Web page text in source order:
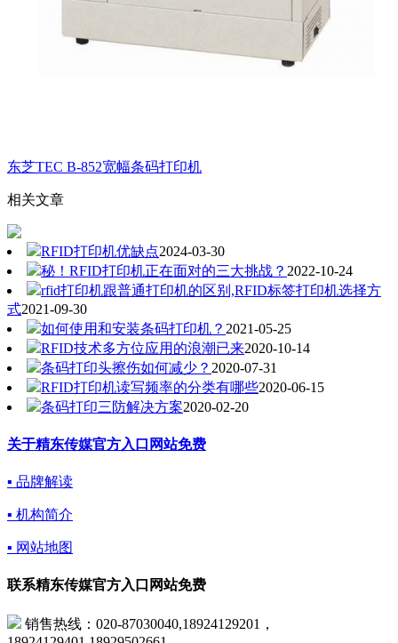
东芝TEC B-852宽幅条码打印机
相关文章
RFID打印机优缺点2024-03-30
秘！RFID打印机正在面对的三大挑战？ 2022-10-24
rfid打印机跟普通打印机的区别,RFID标签打印机选择方
式2021-09-30
如何使用和安装条码打印机？ 2021-05-25
RFID技术多方位应用的浪潮已来2020-10-14
条码打印头擦伤如何减少？ 2020-07-31
RFID打印机读写频率的分类有哪些2020-06-15
条码打印三防解决方案2020-02-20
关于精东传媒官方入口网站免费
▪ 品牌解读
▪ 机构简介
▪ 网站地图
联系精东传媒官方入口网站免费
销售热线：020-87030040,18924129201，